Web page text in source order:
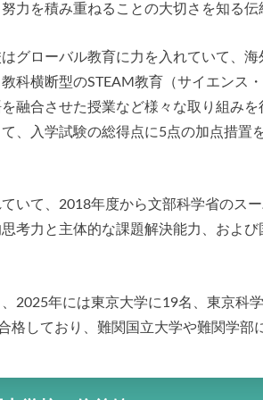
力を積み重ねることの大切さを知る伝
グローバル教育に力を入れていて、
科横断型のSTEAM教育（サイエンス
融合させた授業など様々な取り組み
、入学試験の総得点に5点の加点措置
いて、2018年度から文部科学省のス
考力と主体的な課題解決能力、およ
2025年には東京大学に19名、東京科
格しており、難関国立大学や難関学部